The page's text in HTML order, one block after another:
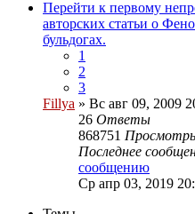
Перейти к первому
авторских статьи о
бульдогах.
1
2
3
Fillya » Вс авг 09, 2009
26 Ответы
868751
Последнее
сообщению
Ср апр 03, 2019